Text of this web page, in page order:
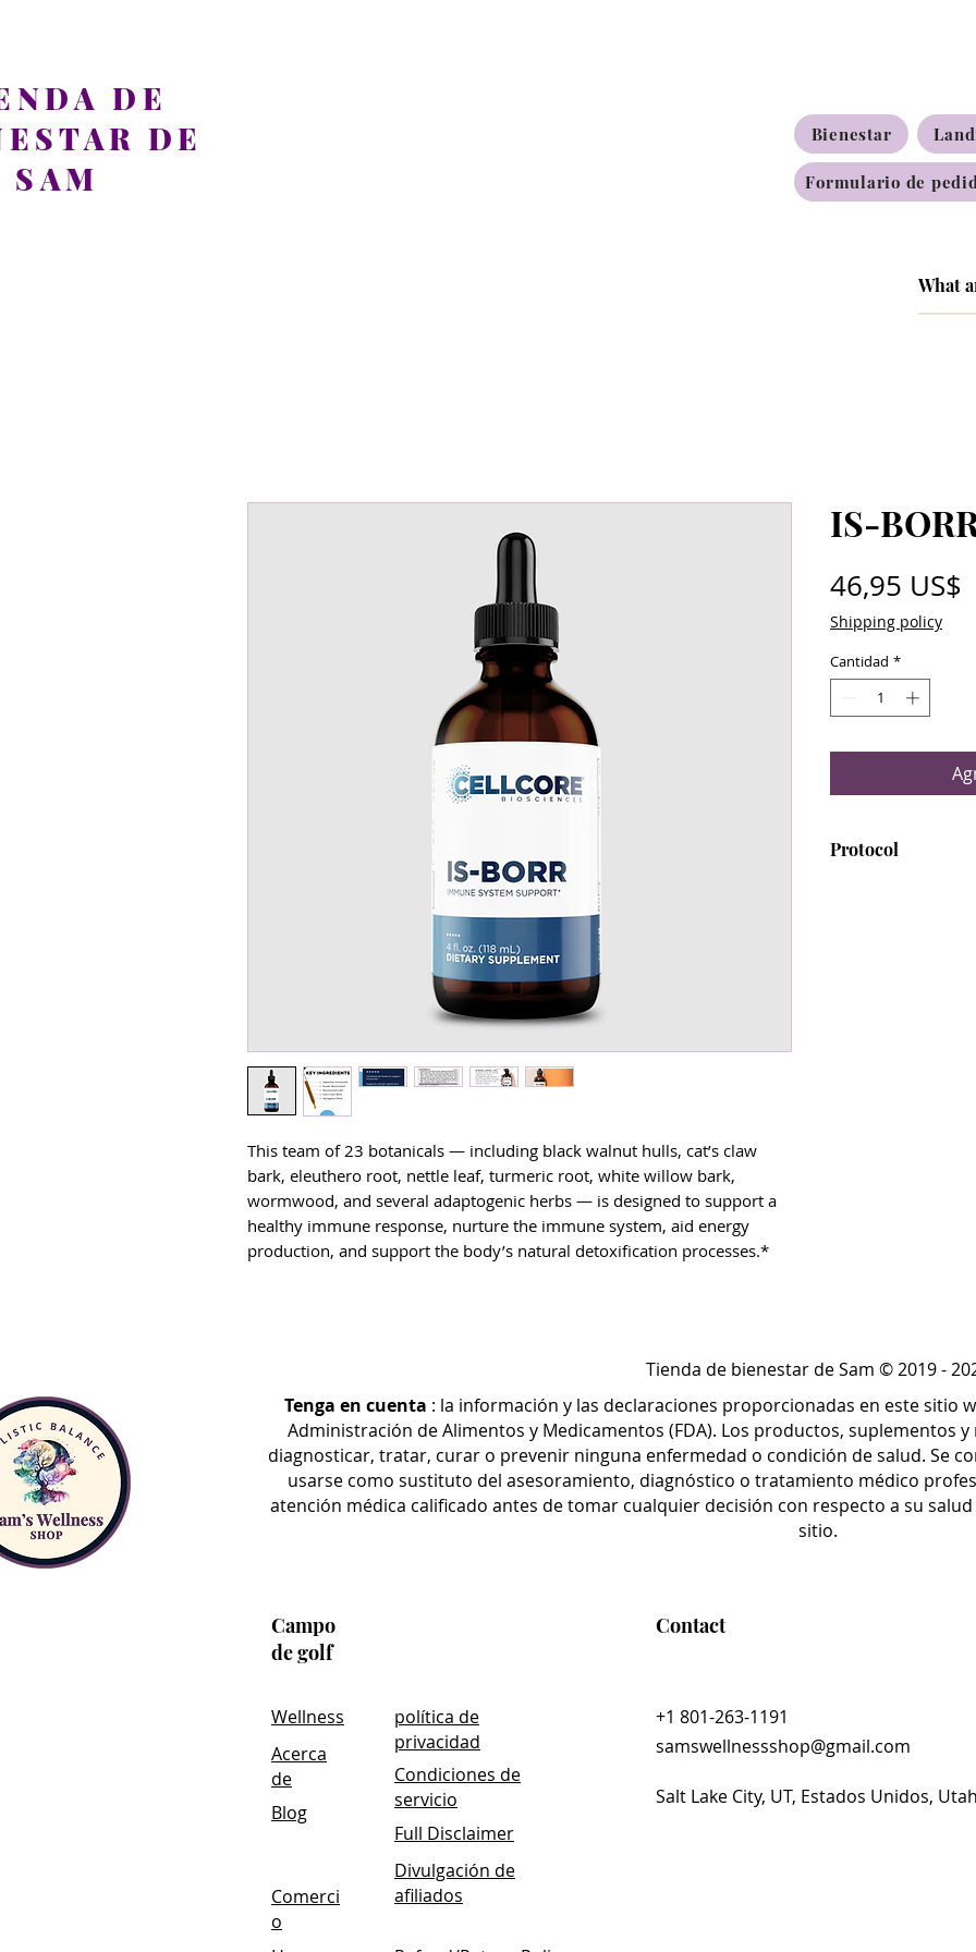
DE
DE
SAM
Bienestar
Formulario de
This team of 23 botanicals — including black walnut hulls, cat’s claw
bark, eleuthero root, nettle leaf, turmeric root, white willow bark,
wormwood, and several adaptogenic herbs — is designed to support a
healthy immune response, nurture the immune system, aid energy
production, and support the body’s natural detoxification processes.*
For those who are sensitive, it’s recommended to start with a low dose,
gradually working up to the recommended daily dose.
IS-
46,95 US$
Shipping policy
Cantidad *
Protocol
Tienda de bienestar de Sam © 2019 -
Tenga en cuenta : la información y las declaraciones proporcionadas en este sitio
Administración de Alimentos y Medicamentos (FDA). Los productos, suplementos
diagnosticar, tratar, curar o prevenir ninguna enfermedad o condición de salud. Se
usarse como sustituto del asesoramiento, diagnóstico o tratamiento médico
atención médica calificado antes de tomar cualquier decisión con respecto a su
sitio.
Campo
de golf
Wellness
Acerca
de
Blog
Comerci
o
política de
privacidad
Condiciones de
servicio
Full Disclaimer
Divulgación de
afiliados
Contact
+1 801-263-1191
samswellnessshop@gmail.com
Salt Lake City, UT, Estados Unidos, Utah